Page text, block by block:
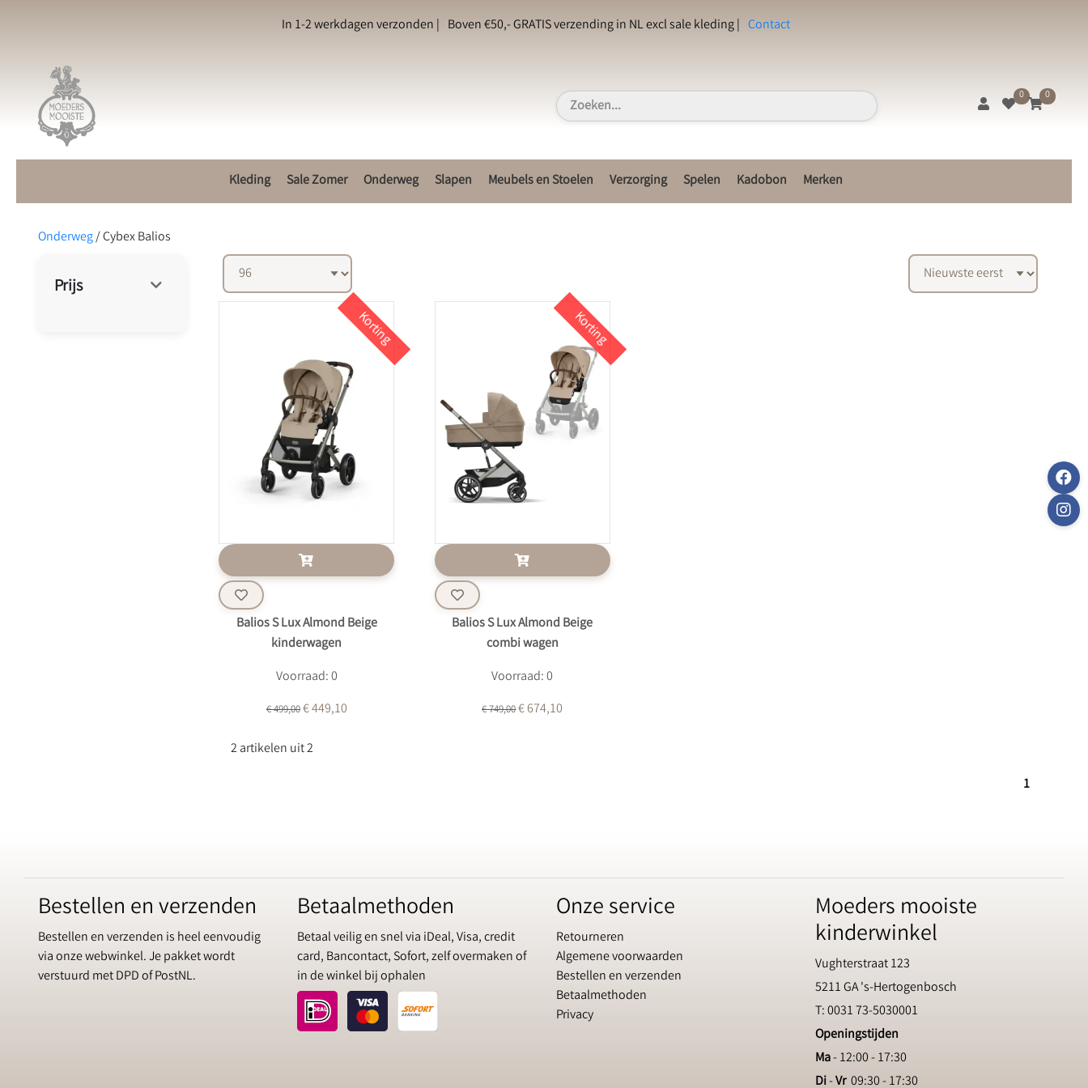
In 1-2 werkdagen verzonden | Boven €50,- GRATIS verzending in NL excl sale kleding | Contact
0 0
Kleding Sale Zomer Onderweg Slapen Meubels en Stoelen Verzorging Spelen Kadobon Merken
Onderweg/Cybex Balios
Prijs
Korting
Balios S Lux Almond Beige
kinderwagen
Voorraad: 0
€ 499,00€ 449,10
Korting
Balios S Lux Almond Beige
combi wagen
Voorraad: 0
€ 749,00€ 674,10
2 artikelen uit 2
1
Bestellen en verzenden
Bestellen en verzenden is heel eenvoudig
via onze webwinkel. Je pakket wordt
verstuurd met DPD of PostNL.
Betaalmethoden
Betaal veilig en snel via iDeal, Visa, credit
card, Bancontact, Sofort, zelf overmaken of
in de winkel bij ophalen
Onze service
Retourneren
Algemene voorwaarden
Bestellen en verzenden
Betaalmethoden
Privacy
Moeders mooiste
kinderwinkel
Vughterstraat 123
5211 GA 's-Hertogenbosch
T: 0031 73-5030001
Openingstijden
Ma- 12:00 - 17:30
Di-Vr09:30 - 17:30